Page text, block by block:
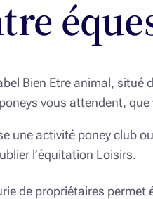
Bien Etre animal,
vous attendent,
une activité poney club
l’équitation Loisirs.
de propriétaires permet